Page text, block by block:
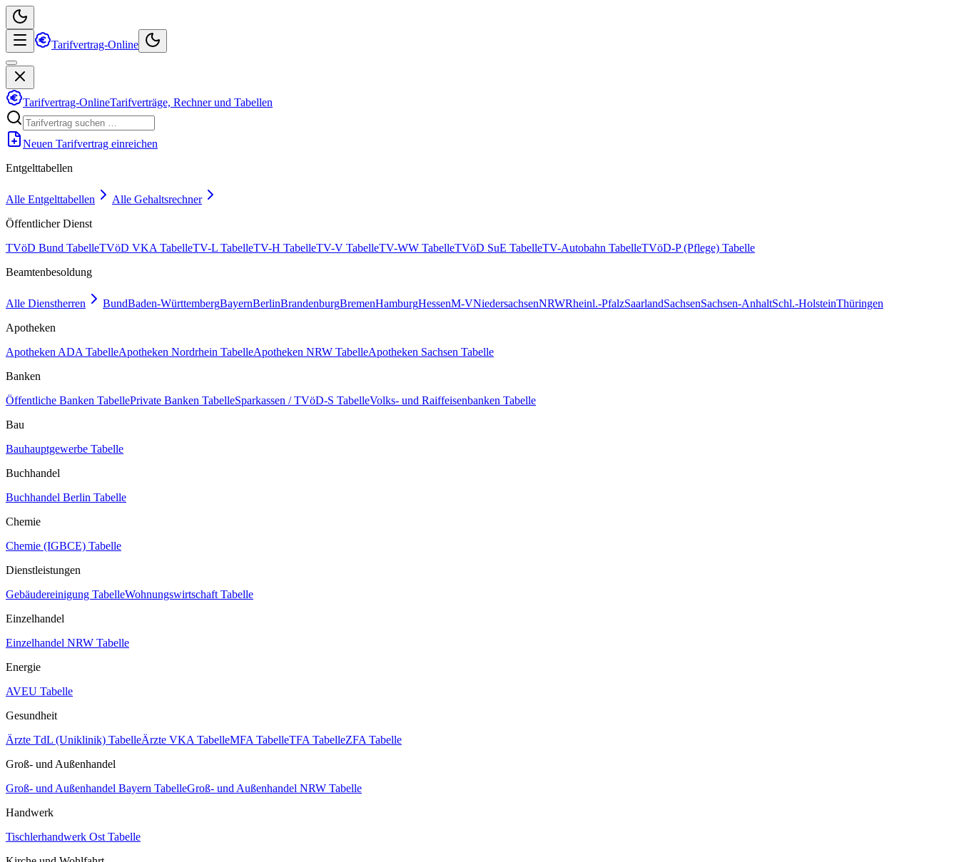
Tarifvertrag-Online
Tarifvertrag-OnlineTarifverträge, Rechner und Tabellen
Neuen Tarifvertrag einreichen
Entgelttabellen
Alle Entgelttabellen
Alle Gehaltsrechner
Öffentlicher Dienst
TVöD Bund TabelleTVöD VKA TabelleTV-L TabelleTV-H TabelleTV-V TabelleTV-WW TabelleTVöD SuE TabelleTV-Autobahn TabelleTVöD-P (Pflege) Tabelle
Beamtenbesoldung
Alle Dienstherren BundBaden-WürttembergBayernBerlinBrandenburgBremenHamburgHessenM-VNiedersachsenNRWRheinl.-PfalzSaarlandSachsenSachsen-AnhaltSchl.-HolsteinThüringen
Apotheken
Apotheken ADA TabelleApotheken Nordrhein TabelleApotheken NRW TabelleApotheken Sachsen Tabelle
Banken
Öffentliche Banken TabellePrivate Banken TabelleSparkassen / TVöD-S TabelleVolks- und Raiffeisenbanken Tabelle
Bau
Bauhauptgewerbe Tabelle
Buchhandel
Buchhandel Berlin Tabelle
Chemie
Chemie (IGBCE) Tabelle
Dienstleistungen
Gebäudereinigung TabelleWohnungswirtschaft Tabelle
Einzelhandel
Einzelhandel NRW Tabelle
Energie
AVEU Tabelle
Gesundheit
Ärzte TdL (Uniklinik) TabelleÄrzte VKA TabelleMFA TabelleTFA TabelleZFA Tabelle
Groß- und Außenhandel
Groß- und Außenhandel Bayern TabelleGroß- und Außenhandel NRW Tabelle
Handwerk
Tischlerhandwerk Ost Tabelle